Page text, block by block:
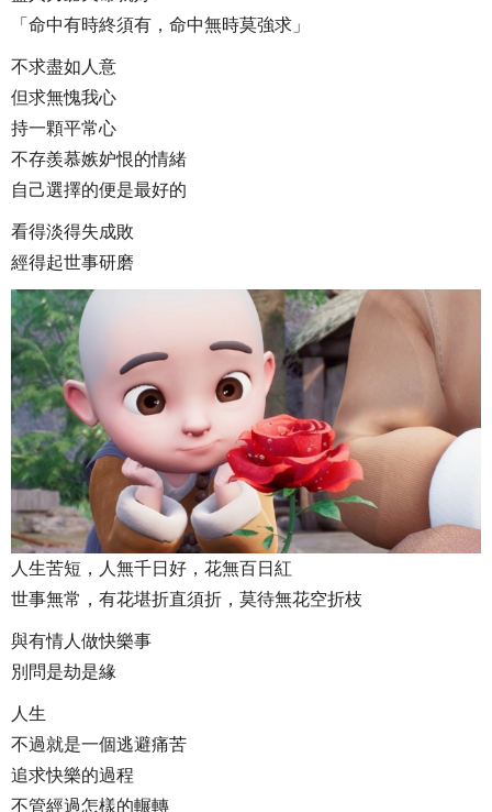
「命中有時終須有，命中無時莫強求」
不求盡如人意
但求無愧我心
持一顆平常心
不存羨慕嫉妒恨的情緒
自己選擇的便是最好的
看得淡得失成敗
經得起世事研磨
人生苦短，人無千日好，花無百日紅
世事無常，有花堪折直須折，莫待無花空折枝
與有情人做快樂事
別問是劫是緣
人生
不過就是一個逃避痛苦
追求快樂的過程
不管經過怎樣的輾轉